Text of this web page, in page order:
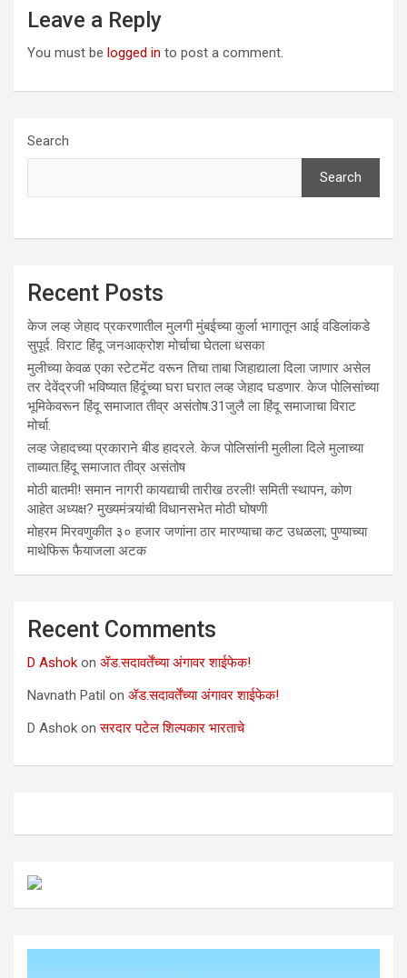
Leave a Reply
You must be logged in to post a comment.
Search
Search
Recent Posts
केज लव्ह जेहाद प्रकरणातील मुलगी मुंबईच्या कुर्ला भागातून आई वडिलांकडे
सुपूर्द. विराट हिंदू जनआक्रोश मोर्चाचा घेतला धसका
मुलीच्या केवळ एका स्टेटमेंट वरून तिचा ताबा जिहाद्याला दिला जाणार असेल
तर देवेंद्रजी भविष्यात हिंदूंच्या घरा घरात लव्ह जेहाद घडणार. केज पोलिसांच्या
भूमिकेवरून हिंदू समाजात तीव्र असंतोष.31जुलै ला हिंदू समाजाचा विराट
मोर्चा.
लव्ह जेहादच्या प्रकाराने बीड हादरले. केज पोलिसांनी मुलीला दिले मुलाच्या
ताब्यात.हिंदू समाजात तीव्र असंतोष
मोठी बातमी! समान नागरी कायद्याची तारीख ठरली! समिती स्थापन, कोण
आहेत अध्यक्ष? मुख्यमंत्र्यांची विधानसभेत मोठी घोषणी
मोहरम मिरवणुकीत ३० हजार जणांना ठार मारण्‍याचा कट उधळला; पुण्‍याच्‍या
माथेफिरू फैयाजला अटक
Recent Comments
D Ashok on ॲड.सदावर्तेंच्या अंगावर शाईफेक!
Navnath Patil on ॲड.सदावर्तेंच्या अंगावर शाईफेक!
D Ashok onसरदार पटेल शिल्पकार भारताचे